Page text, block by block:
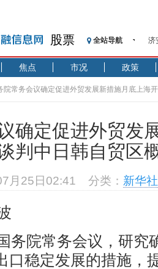
股票 全站导航
济
【
在
央
沥
焦点 市况 政策
院常务会议确定促进外贸发展新措施月底上海
确定促进外贸发
判中日韩自贸区
月25日02:41 分类： 新华
务院常务会议，研究
口稳定发展的措施，